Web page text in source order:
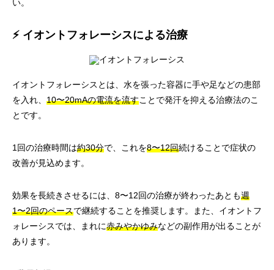
い。
⚡ イオントフォレーシスによる治療
イオントフォレーシスとは、水を張った容器に手や足などの患部
を入れ、 10〜20mAの電流を流すことで発汗を抑える治療法のこ
とです。
1回の治療時間は約30分で、これを8〜12回続けることで症状の
改善が見込めます。
効果を長続きさせるには、8〜12回の治療が終わったあとも週
1〜2回のペースで継続することを推奨します。また、イオントフ
ォレーシスでは、まれに赤みやかゆみなどの副作用が出ることが
あります。